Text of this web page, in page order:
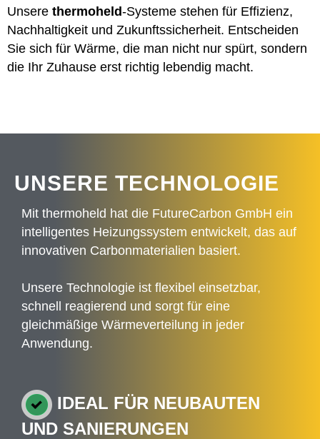
Unsere thermoheld-Systeme stehen für Effizienz,
Nachhaltigkeit und Zukunftssicherheit. Entscheiden
Sie sich für Wärme, die man nicht nur spürt, sondern
die Ihr Zuhause erst richtig lebendig macht.
UNSERE TECHNOLOGIE
Mit thermoheld hat die FutureCarbon GmbH ein
intelligentes Heizungssystem entwickelt, das auf
innovativen Carbonmaterialien basiert.
Unsere Technologie ist flexibel einsetzbar,
schnell reagierend und sorgt für eine
gleichmäßige Wärmeverteilung in jeder
Anwendung.
IDEAL FÜR NEUBAUTEN
UND SANIERUNGEN